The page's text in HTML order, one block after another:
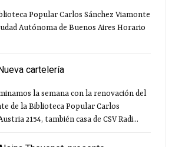
Popular Carlos Sánchez Viamonte
Autónoma de Buenos Aires Horario
cartelería
la semana con la renovación del
de la Biblioteca Popular Carlos
2154, también casa de CSV Radi...